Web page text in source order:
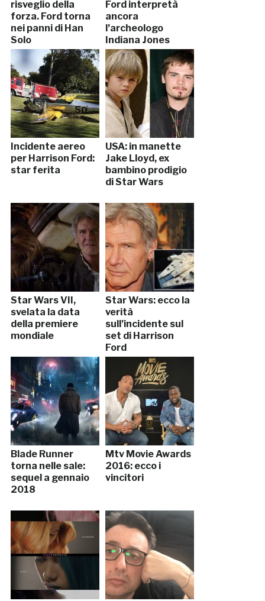
risveglio della
forza. Ford torna
nei panni di Han
Solo
Ford interpretà
ancora
l’archeologo
Indiana Jones
Incidente aereo
per Harrison Ford:
star ferita
USA: in manette
Jake Lloyd, ex
bambino prodigio
di Star Wars
Star Wars VII,
svelata la data
della premiere
mondiale
Star Wars: ecco la
verità
sull’incidente sul
set di Harrison
Ford
Blade Runner
torna nelle sale:
sequel a gennaio
2018
Mtv Movie Awards
2016: ecco i
vincitori